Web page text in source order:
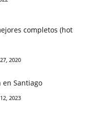
completos (hot
2020
en Santiago
2023